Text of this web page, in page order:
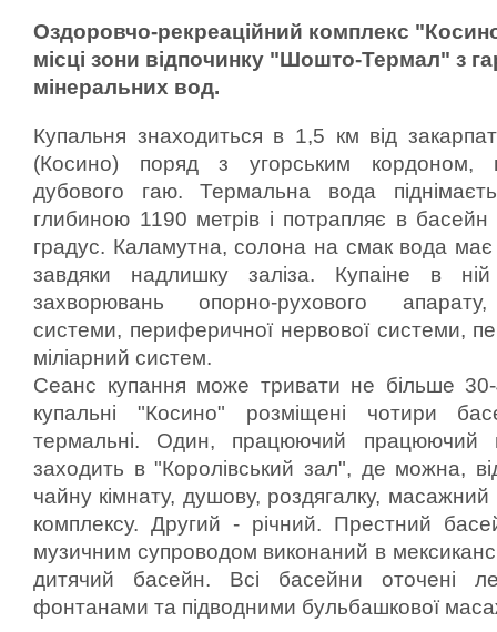
Оздоровчо-рекреаційний комплекс
місці зони відпочинку "Шошто-Термал" з
мінеральних вод.
Купальня знаходиться в 1,5 км від
(Косино) поряд з угорським кордоном,
дубового гаю.
Термальна вода
глибиною 1190 метрів і потрапляє в
градус. Каламутна, солона на смак вода має
завдяки надлишку заліза.
Купаіне в
захворювань опорно-рухового апарату,
системи, периферичної нервової системи,
міліарний систем.
Сеанс купання може тривати не більше
купальні "Косино" розміщені чотири
термальні.
Один, працюючий працюючий
заходить в "Королівський зал", де можна,
чайну кімнату, душову, роздягалку, масажний
комплексу. Другий - річний. Престний
музичним супроводом виконаний в
дитячий басейн.
Всі басейни оточені
фонтанами та підводними бульбашкової